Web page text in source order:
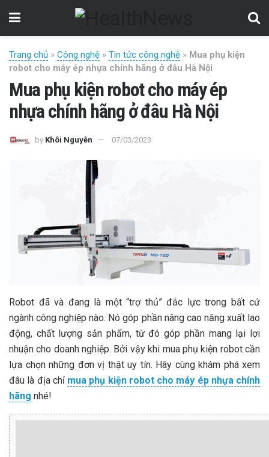
Trang chủ » Công nghệ » Tin tức công nghệ » Mua phụ kiện
robot cho máy ép nhựa chính hãng ở đâu Hà Nội
Mua phụ kiện robot cho máy ép
nhựa chính hãng ở đâu Hà Nội
by Khôi Nguyễn 07/03/2023
Robot đã và đang là một “trợ thủ” đắc lực trong bất cứ
ngành công nghiệp nào. Nó góp phần nâng cao năng xuất lao
động, chất lượng sản phẩm, từ đó góp phần mang lại lợi
nhuận cho doanh nghiệp. Bởi vậy khi mua phụ kiện robot cần
lựa chọn những đơn vị thật uy tín. Hãy cùng khám phá xem
đâu là địa chỉ mua phụ kiện robot cho máy ép nhựa chính
hãng nhé!